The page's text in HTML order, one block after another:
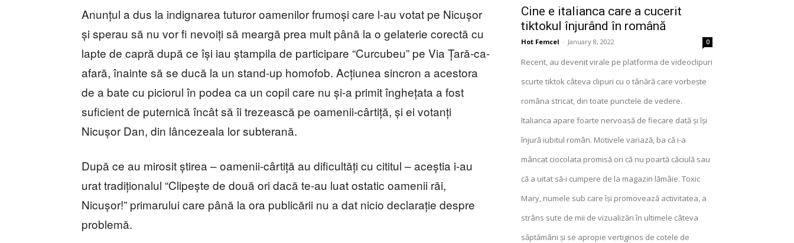
Anunțul a dus la indignarea tuturor oamenilor frumoși care l-au votat pe Nicușor
și sperau să nu vor fi nevoiți să meargă prea mult până la o gelaterie corectă cu
lapte de capră după ce își iau ștampila de participare “Curcubeu” pe Via Țară-ca-
afară, înainte să se ducă la un stand-up homofob. Acțiunea sincron a acestora
de a bate cu piciorul în podea ca un copil care nu și-a primit înghețata a fost
suficient de puternică încât să îi trezească pe oamenii-cârtiță, și ei votanți
Nicușor Dan, din lâncezeala lor subterană.
După ce au mirosit știrea – oamenii-cârtiță au dificultăți cu cititul – aceștia i-au
urat tradiționalul “Clipește de două ori dacă te-au luat ostatic oamenii răi,
Nicușor!” primarului care până la ora publicării nu a dat nicio declarație despre
problemă.
Cine e italianca care a cucerit
tiktokul înjurând în română
Hot Femcel - January 8, 2022 0
Recent, au devenit virale pe platforma de videoclipuri
scurte tiktok câteva clipuri cu o tânără care vorbește
româna stricat, din toate punctele de vedere.
Italianca apare foarte nervoasă de fiecare dată și își
înjură iubitul român. Motivele variază, ba că i-a
mâncat ciocolata promisă ori că nu poartă căciulă sau
că a uitat să-i cumpere de la magazin lămâie. Toxic
Mary, numele sub care își promovează activitatea, a
strâns sute de mii de vizualizări în ultimele câteva
săptămâni și se apropie vertiginos de cotele de